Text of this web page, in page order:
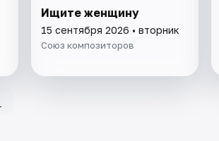
Ищите женщину
15 сентября 2026 • вторник
Союз композиторов